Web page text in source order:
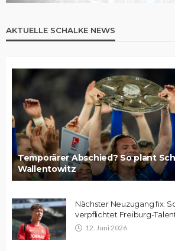
AKTUELLE SCHALKE NEWS
Temporärer Abschied? So plant
Wallentowitz
Nächster Neuzugang fix:
verpflichtet Freiburg-
12. Juni 2026